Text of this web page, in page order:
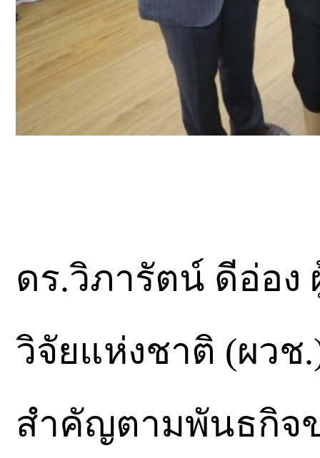
ดร.วิภารัตน์ ดีอ่อง
วิจัยแห่งชาติ (ผวช
สำคัญตามพันธกิจ